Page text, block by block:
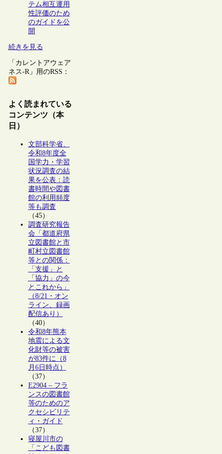
テム相互運用
性評価のため
のガイドを公
開
続きを見る
「カレントアウェア
ネス-R」用のRSS：
よく読まれている
コンテンツ（本
日）
文部科学省、
令和8年度全
国学力・学習
状況調査の結
果を公表：読
書時間や図書
館の利用頻度
等も調査
（45）
調査研究報告
会「都道府県
立図書館と市
町村立図書館
等との関係：
「支援」と
「協力」の今
とこれから」
（8/21・オン
ライン、録画
配信あり）
（40）
令和8年熊本
地震による文
化財等の被害
が83件に（8
月6日時点）
（37）
E2904 – フラ
ンスの図書館
等のためのア
クセシビリテ
ィ・ガイド
（37）
寝屋川市の
「こども図書